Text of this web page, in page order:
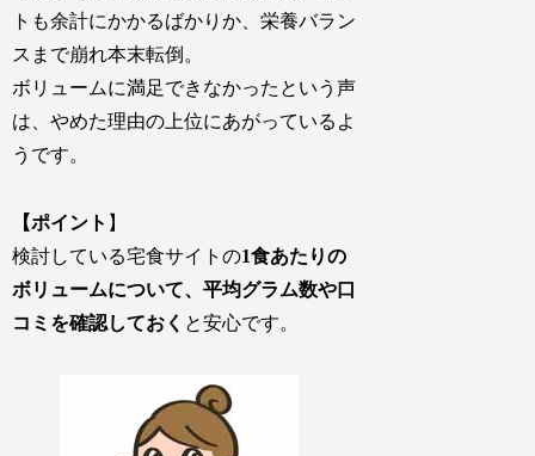
トも余計にかかるばかりか、栄養バラン
スまで崩れ本末転倒。
ボリュームに満足できなかったという声
は、やめた理由の上位にあがっているよ
うです。
【ポイント 】
検討している宅食サイトの1食あたりの
ボリュームについて、平均グラム数や口
コミを確認しておく と安心です。